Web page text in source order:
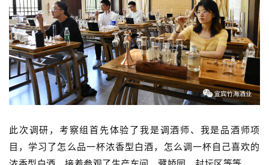
此次调研，考察组首先体验了我是调酒师、我是品酒师项
目，学习了怎么品一杯浓香型白酒，怎么调一杯自己喜欢的